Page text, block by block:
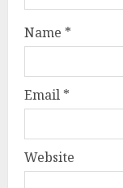
Name *
Email *
Website